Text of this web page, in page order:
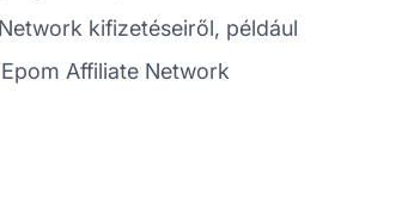
kifizetéseiről, például
Affiliate Network